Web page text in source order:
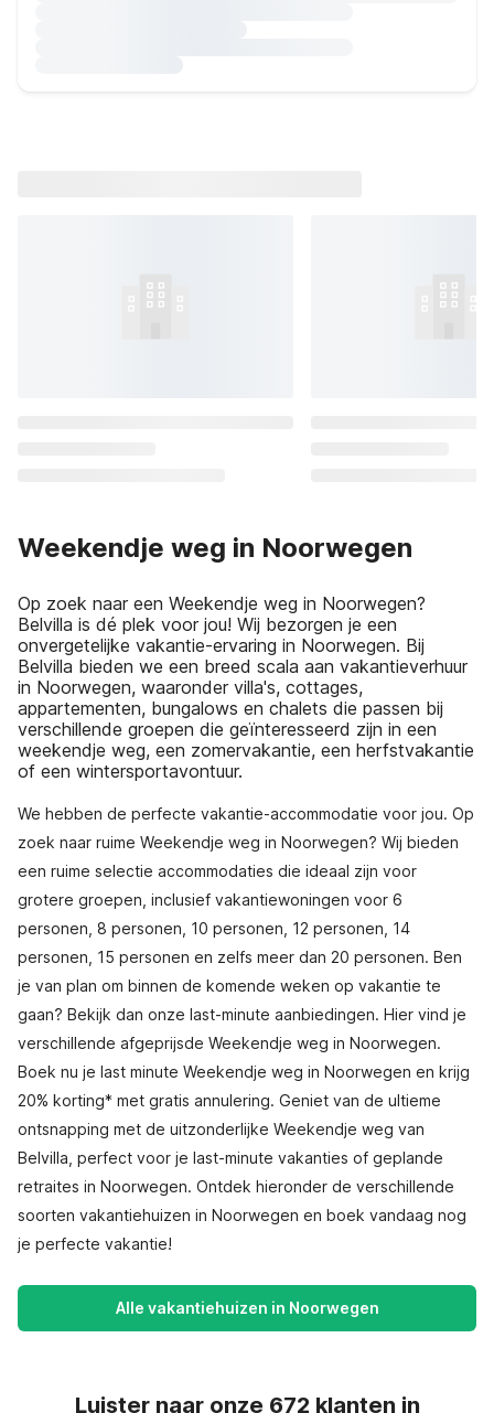
Weekendje weg in Noorwegen
Op zoek naar een Weekendje weg in Noorwegen?
Belvilla is dé plek voor jou! Wij bezorgen je een
onvergetelijke vakantie-ervaring in Noorwegen. Bij
Belvilla bieden we een breed scala aan vakantieverhuur
in Noorwegen, waaronder villa's, cottages,
appartementen, bungalows en chalets die passen bij
verschillende groepen die geïnteresseerd zijn in een
weekendje weg, een zomervakantie, een herfstvakantie
of een wintersportavontuur.
We hebben de perfecte vakantie-accommodatie voor jou. Op
zoek naar ruime Weekendje weg in Noorwegen? Wij bieden
een ruime selectie accommodaties die ideaal zijn voor
grotere groepen, inclusief vakantiewoningen voor 6
personen, 8 personen, 10 personen, 12 personen, 14
personen, 15 personen en zelfs meer dan 20 personen. Ben
je van plan om binnen de komende weken op vakantie te
gaan? Bekijk dan onze last-minute aanbiedingen. Hier vind je
verschillende afgeprijsde Weekendje weg in Noorwegen.
Boek nu je last minute Weekendje weg in Noorwegen en krijg
20% korting* met gratis annulering. Geniet van de ultieme
ontsnapping met de uitzonderlijke Weekendje weg van
Belvilla, perfect voor je last-minute vakanties of geplande
retraites in Noorwegen. Ontdek hieronder de verschillende
soorten vakantiehuizen in Noorwegen en boek vandaag nog
je perfecte vakantie!
Alle vakantiehuizen in Noorwegen
Luister naar onze 672 klanten in